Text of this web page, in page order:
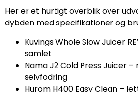
Her er et hurtigt overblik over
dybden med specifikationer og
Kuvings Whole Slow Juicer
samlet
Nama J2 Cold Press Juicer
selvfodring
Hurom H400 Easy Clean –